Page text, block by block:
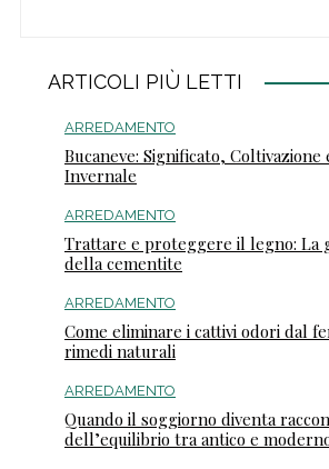
ARTICOLI PIÙ LETTI
ARREDAMENTO
Bucaneve: Significato,
Invernale
ARREDAMENTO
Trattare e proteggere il legno: La
della cementite
ARREDAMENTO
Come eliminare i cattivi odori dal
rimedi naturali
ARREDAMENTO
Quando il soggiorno diventa
dell’equilibrio tra antico e